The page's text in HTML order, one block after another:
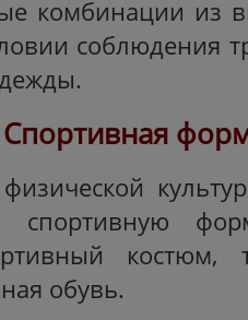
комбинации из
соблюдения
Спортивная
спортивную
обувь.